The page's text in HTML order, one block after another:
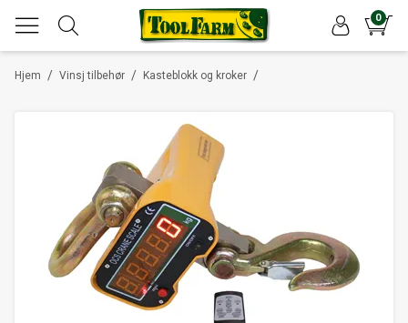
0
/
Hjem /
Vinsj tilbehør /
Kasteblokk og kroker